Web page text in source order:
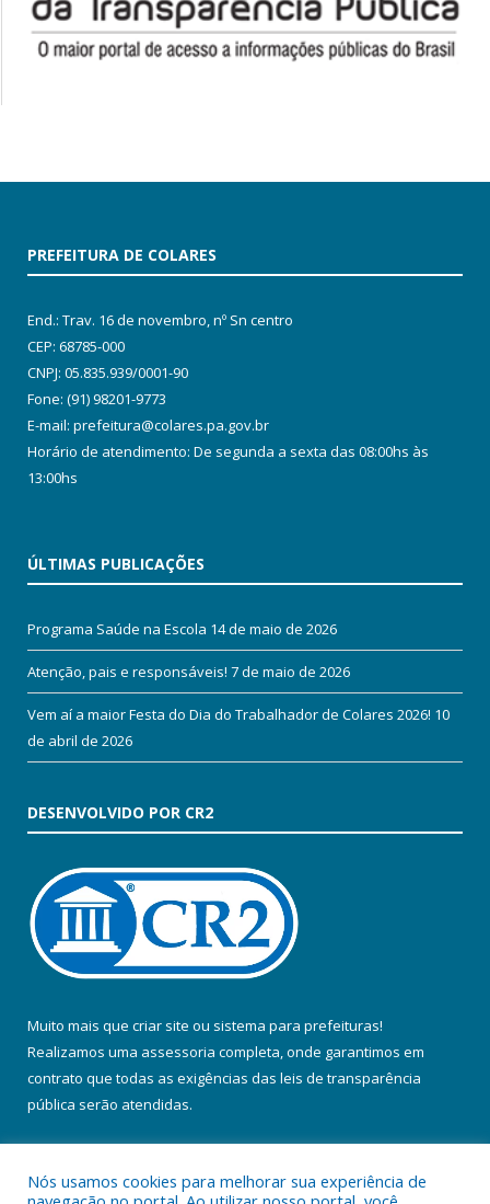
PREFEITURA DE COLARES
End.: Trav. 16 de novembro, nº Sn centro
CEP: 68785-000
CNPJ: 05.835.939/0001-90
Fone: (91) 98201-9773
E-mail: prefeitura@colares.pa.gov.br
Horário de atendimento: De segunda a sexta das 08:00hs às
13:00hs
ÚLTIMAS PUBLICAÇÕES
Programa Saúde na Escola 14 de maio de 2026
Atenção, pais e responsáveis! 7 de maio de 2026
Vem aí a maior Festa do Dia do Trabalhador de Colares 2026! 10
de abril de 2026
DESENVOLVIDO POR CR2
Muito mais que criar site ou sistema para prefeituras!
Realizamos uma assessoria completa, onde garantimos em
contrato que todas as exigências das leis de transparência
pública serão atendidas.
Nós usamos cookies para melhorar sua experiência de